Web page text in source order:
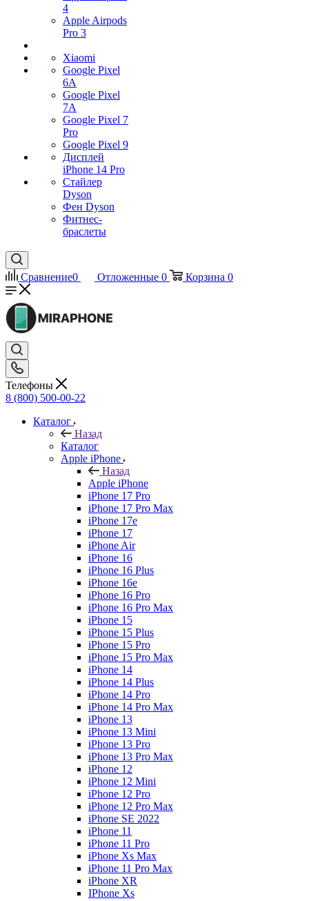
4
Apple Airpods
Pro 3
Xiaomi
Google Pixel
6A
Google Pixel
7А
Google Pixel 7
Pro
Google Pixel 9
Дисплей
iPhone 14 Pro
Стайлер
Dyson
Фен Dyson
Фитнес-
браслеты
Сравнение0 Отложенные 0 Корзина 0
Телефоны
8 (800) 500-00-22
Каталог
Назад
Каталог
Apple iPhone
Назад
Apple iPhone
iPhone 17 Pro
iPhone 17 Pro Max
iPhone 17e
iPhone 17
iPhone Air
iPhone 16
iPhone 16 Plus
iPhone 16e
iPhone 16 Pro
iPhone 16 Pro Max
iPhone 15
iPhone 15 Plus
iPhone 15 Pro
iPhone 15 Pro Max
iPhone 14
iPhone 14 Plus
iPhone 14 Pro
iPhone 14 Pro Max
iPhone 13
iPhone 13 Mini
iPhone 13 Pro
iPhone 13 Pro Max
iPhone 12
iPhone 12 Mini
iPhone 12 Pro
iPhone 12 Pro Max
iPhone SE 2022
iPhone 11
iPhone 11 Pro
iPhone Xs Max
iPhone 11 Pro Max
iPhone XR
IPhone Xs